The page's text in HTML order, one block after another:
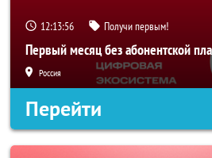
12:13:53 Получи первым!
Первый месяц без абонентской
Россия
Перейти